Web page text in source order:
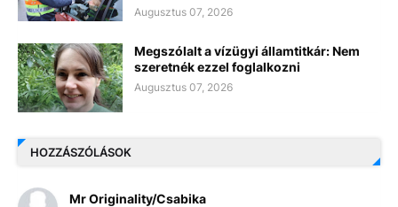
Augusztus 07, 2026
Megszólalt a vízügyi államtitkár: Nem
szeretnék ezzel foglalkozni
Augusztus 07, 2026
HOZZÁSZÓLÁSOK
Mr Originality/Csabika